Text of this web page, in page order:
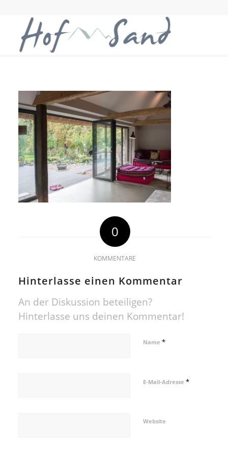
0
KOMMENTARE
Hinterlasse einen Kommentar
An der Diskussion beteiligen?
Hinterlasse uns deinen Kommentar!
Name *
E-Mail-Adresse *
Website